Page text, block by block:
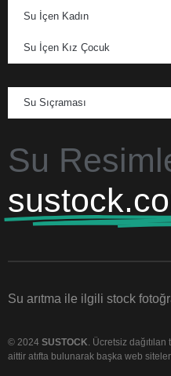
Su İçen Kadın
Su İçen Kız Çocuk
Su Sıçraması
Su
Su arıtma ile ilgili stock
© 2024 SUSTOCK. Ücretsiz
aittir atıfta bulunarak başka web